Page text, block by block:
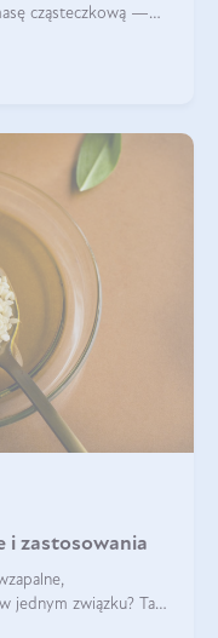
cząsteczkową —
i zastosowania
jednym związku? Tak